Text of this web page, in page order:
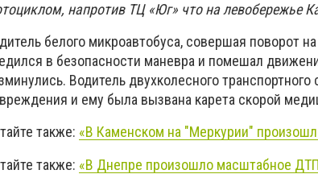
напротив ТЦ «Юг» что на левобережье
белого микроавтобуса, совершая поворот
в безопасности маневра и помешал
Водитель двухколесного
и ему была вызвана карета скорой
также: «В Каменском на "Меркурии"
также: «В Днепре произошло масштабное